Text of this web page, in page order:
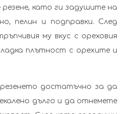
като ги задушите на
пелин и подправки. След
му вкус с ореховия
плътност с орехите и
достатъчно за да
дълго и да отнемете